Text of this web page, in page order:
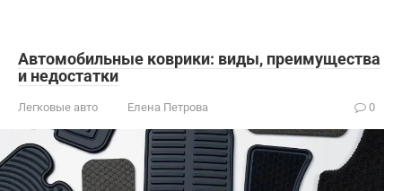
Автомобильные коврики: виды, преимущества
и недостатки
Легковые авто Елена Петрова 0